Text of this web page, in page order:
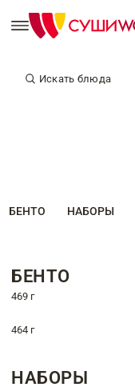
Искать блюда
БЕНТО НАБОРЫ
БЕНТО
469 г
464 г
НАБОРЫ